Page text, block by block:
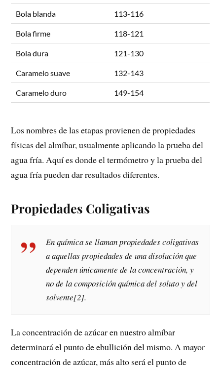
Bola blanda 113-116
Bola firme 118-121
Bola dura 121-130
Caramelo suave 132-143
Caramelo duro 149-154
Los nombres de las etapas provienen de propiedades
físicas del almíbar, usualmente aplicando la prueba del
agua fría. Aquí es donde el termómetro y la prueba del
agua fría pueden dar resultados diferentes.
Propiedades Coligativas
En química se llamanpropiedades coligativas
a aquellas propiedades de una disolución que
dependen únicamente de la concentración, y
no de la composición química del soluto y del
solvente[2].
La concentración de azúcar en nuestro almíbar
determinará el punto de ebullición del mismo. A mayor
concentración de azúcar, más alto será el punto de